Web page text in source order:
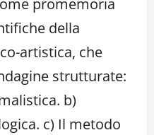
promemoria
della
artistica, che
strutturate:
b)
c) Il metodo